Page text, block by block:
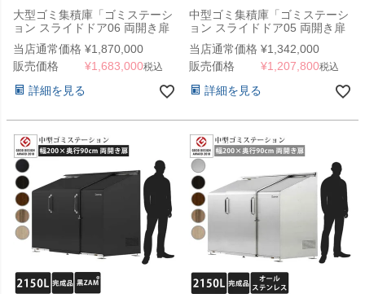
大型ゴミ集積庫「ゴミステーシ
ョン スライドドア06 両開き扉
ステンレス 5200L」 ※法人宛
配送限定、チャーター便
（SN）
当店通常価格 ¥1,870,000
販売価格
¥1,683,000税込
詳細を見る
中型ゴミ集積庫「ゴミステーシ
ョン スライドドア05 両開き扉
ステンレス 2580L」 ※法人宛
配送限定（SN）
当店通常価格 ¥1,342,000
販売価格
¥1,207,800税込
詳細を見る